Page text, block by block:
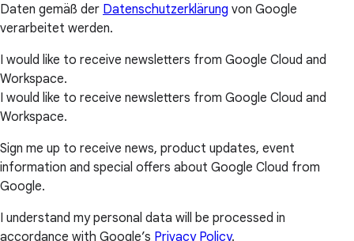
Daten gemäß der Datenschutzerklärung von Google
verarbeitet werden.
I would like to receive newsletters from Google Cloud and
Workspace.
I would like to receive newsletters from Google Cloud and
Workspace.
Sign me up to receive news, product updates, event
information and special offers about Google Cloud from
Google.
I understand my personal data will be processed in
accordance with Google’s Privacy Policy.